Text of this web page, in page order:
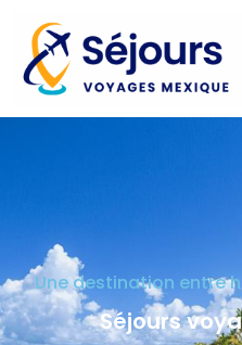
Une destination entre
Séjours